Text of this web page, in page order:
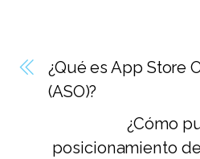
¿Qué es App Store
(ASO)?
¿Cómo
posicionamiento